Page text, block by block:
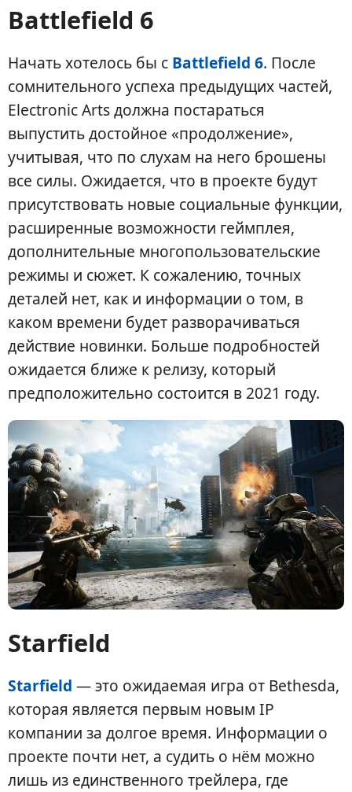
Battlefield 6
Начать хотелось бы с Battlefield 6. После
сомнительного успеха предыдущих частей,
Electronic Arts должна постараться
выпустить достойное «продолжение»,
учитывая, что по слухам на него брошены
все силы. Ожидается, что в проекте будут
присутствовать новые социальные функции,
расширенные возможности геймплея,
дополнительные многопользовательские
режимы и сюжет. К сожалению, точных
деталей нет, как и информации о том, в
каком времени будет разворачиваться
действие новинки. Больше подробностей
ожидается ближе к релизу, который
предположительно состоится в 2021 году.
Starfield
Starfield — это ожидаемая игра от Bethesda,
которая является первым новым IP
компании за долгое время. Информации о
проекте почти нет, а судить о нём можно
лишь из единственного трейлера, где